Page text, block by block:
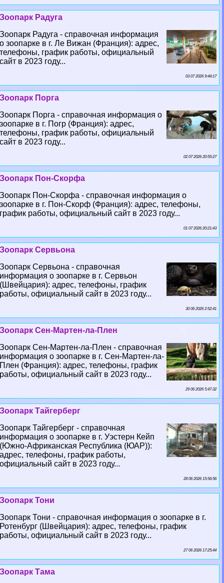
Зоопарк Радуга
Зоопарк Радуга - справочная информация
о зоопарке в г. Ле Вижан (Франция): адрес,
телефоны, график работы, официальный
сайт в 2023 году...
03 07 2026 9:44:17
Зоопарк Порга
Зоопарк Порга - справочная информация о
зоопарке в г. Погр (Франция): адрес,
телефоны, график работы, официальный
сайт в 2023 году...
02 07 2026 20:55:27
Зоопарк Пон-Скорфа
Зоопарк Пон-Скорфа - справочная информация о
зоопарке в г. Пон-Скорф (Франция): адрес, телефоны,
график работы, официальный сайт в 2023 году...
01 07 2026 20:21:43
Зоопарк Сервьона
Зоопарк Сервьона - справочная
информация о зоопарке в г. Сервьон
(Швейцария): адрес, телефоны, график
работы, официальный сайт в 2023 году...
30 06 2026 2:52:41
Зоопарк Сен-Мартен-ла-Плен
Зоопарк Сен-Мартен-ла-Плен - справочная
информация о зоопарке в г. Сен-Мартен-ла-
Плен (Франция): адрес, телефоны, график
работы, официальный сайт в 2023 году...
29 06 2026 5:47:32
Зоопарк Тайгерберг
Зоопарк Тайгерберг - справочная
информация о зоопарке в г. Уэстерн Кейп
(Южно-Африканская Республика (ЮАР)):
адрес, телефоны, график работы,
официальный сайт в 2023 году...
28 06 2026 15:56:56
Зоопарк Тони
Зоопарк Тони - справочная информация о зоопарке в г.
Ротенбург (Швейцария): адрес, телефоны, график
работы, официальный сайт в 2023 году...
27 06 2026 17:25:44
Зоопарк Тама